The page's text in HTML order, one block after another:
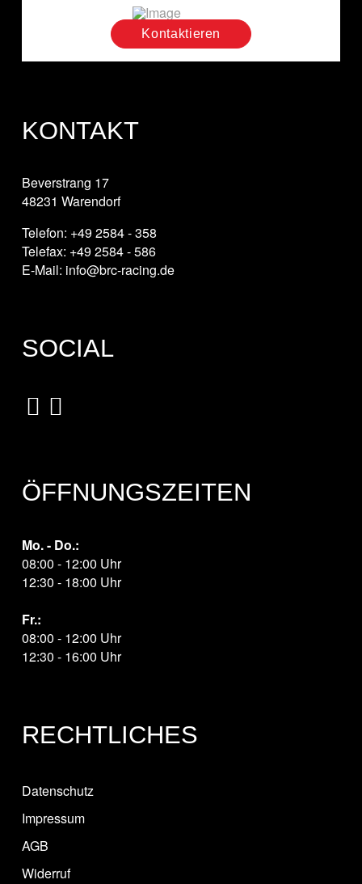
Kontaktieren
KONTAKT
Beverstrang 17
48231 Warendorf
Telefon: +49 2584 - 358
Telefax: +49 2584 - 586
E-Mail: info@brc-racing.de
SOCIAL
ÖFFNUNGSZEITEN
Mo. - Do.:
08:00 - 12:00 Uhr
12:30 - 18:00 Uhr
Fr.:
08:00 - 12:00 Uhr
12:30 - 16:00 Uhr
RECHTLICHES
Datenschutz
Impressum
AGB
Widerruf